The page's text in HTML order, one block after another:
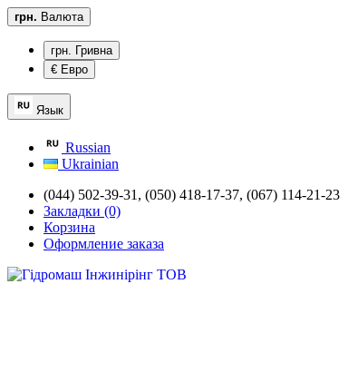
грн. Валюта
грн. Гривна
€ Евро
Язык
Russian
Ukrainian
(044) 502-39-31, (050) 418-17-37, (067) 114-21-23
Закладки (0)
Корзина
Оформление заказа